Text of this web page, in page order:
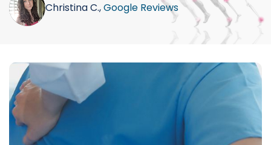
Christina C.,Google Reviews